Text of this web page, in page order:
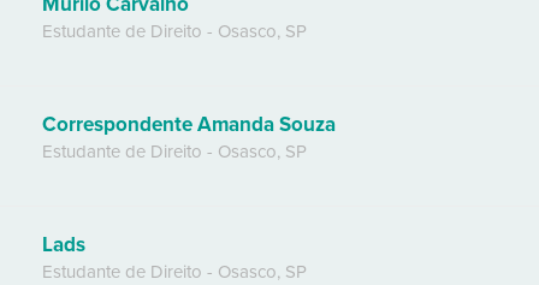
Estudante de Direito - Osasco, SP
Correspondente Amanda Souza
Estudante de Direito - Osasco, SP
Lads
Estudante de Direito - Osasco, SP